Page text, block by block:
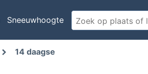
Sneeuwhoogte
14 daagse